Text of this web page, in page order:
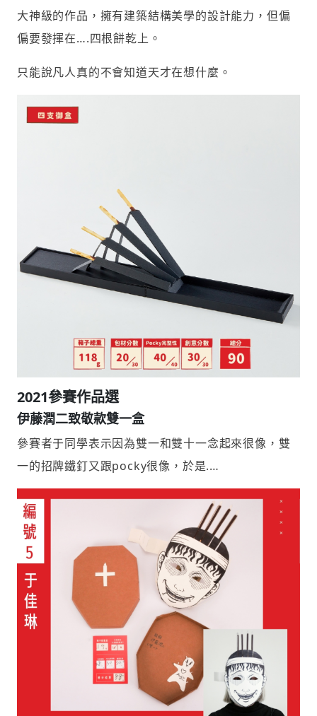
大神級的作品，擁有建築結構美學的設計能力，但偏
偏要發揮在….四根餅乾上。
只能說凡人真的不會知道天才在想什麼。
2021參賽作品選
伊藤潤二致敬款雙一盒
參賽者于同學表示因為雙一和雙十一念起來很像，雙
一的招牌鐵釘又跟pocky很像，於是.…